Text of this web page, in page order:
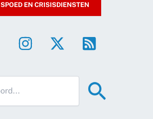
SPOED EN CRISISDIENSTEN